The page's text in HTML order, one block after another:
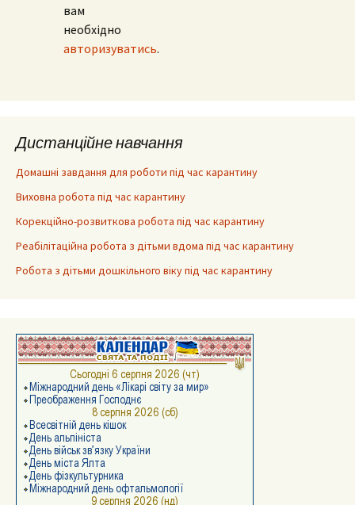
вам
необхідно
авторизуватись.
Дистанційне навчання
Домашні завдання для роботи під час карантину
Виховна робота під час карантину
Корекційно-розвиткова робота під час карантину
Реабілітаційна робота з дітьми вдома під час карантину
Робота з дітьми дошкільного віку під час карантину